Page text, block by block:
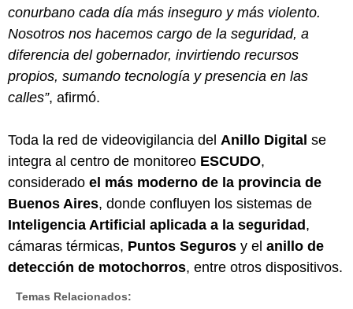
conurbano cada día más inseguro y más violento.
Nosotros nos hacemos cargo de la seguridad, a
diferencia del gobernador, invirtiendo recursos
propios, sumando tecnología y presencia en las
calles”, afirmó.
Toda la red de videovigilancia del Anillo Digital se
integra al centro de monitoreo ESCUDO,
considerado el más moderno de la provincia de
Buenos Aires, donde confluyen los sistemas de
Inteligencia Artificial aplicada a la seguridad,
cámaras térmicas, Puntos Seguros y el anillo de
detección de motochorros, entre otros dispositivos.
Temas Relacionados: